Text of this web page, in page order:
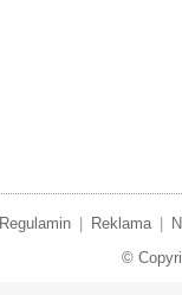
Regulamin Reklama
©